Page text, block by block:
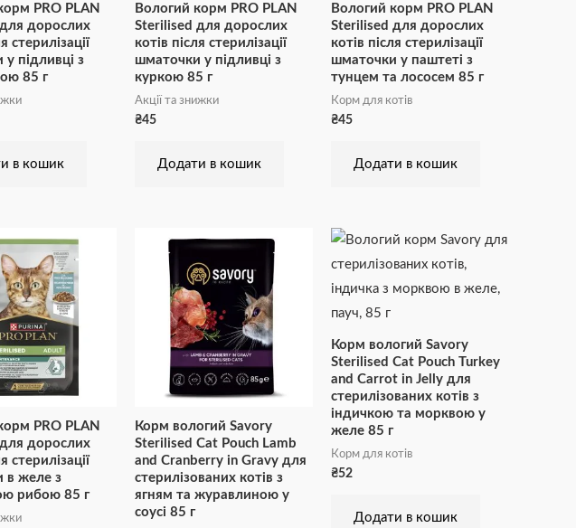
PRO PLAN
дорослих
стерилізації
підливці з
85 г
в кошик
Вологий корм PRO PLAN
Sterilised для дорослих
котів після стерилізації
шматочки у підливці з
куркою 85 г
Акції та знижки
₴45
Додати в кошик
Вологий корм PRO PLAN
Sterilised для дорослих
котів після стерилізації
шматочки у паштеті з
тунцем та лососем 85 г
Корм для котів
₴45
Додати в кошик
PRO PLAN
дорослих
стерилізації
в желе з
рибою 85 г
Корм вологий Savory
Sterilised Cat Pouch Lamb
and Cranberry in Gravy для
стерилізованих котів з
ягням та журавлиною у
соусі 85 г
Корм вологий Savory
Sterilised Cat Pouch Turkey
and Carrot in Jelly для
стерилізованих котів з
індичкою та морквою у
желе 85 г
Корм для котів
₴52
Додати в кошик